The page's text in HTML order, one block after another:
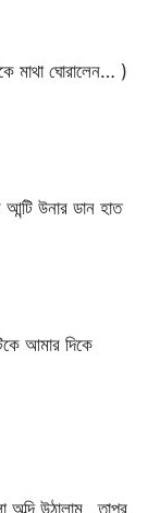
মাথা ঘোরালেন… )
উনার ডান হাত
আমার দিকে
অব্দি উঠালাম…তাপর